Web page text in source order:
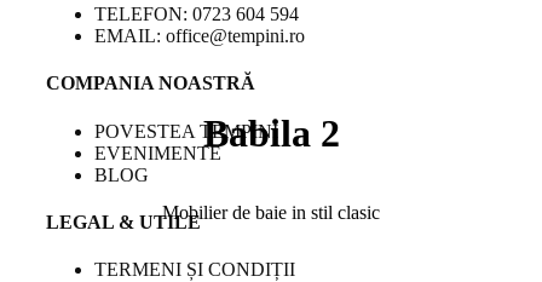
Babila 2
Mobilier de baie in stil clasic
TELEFON: 0723 604 594
EMAIL: office@tempini.ro
COMPANIA NOASTRĂ
POVESTEA TEMPINI
EVENIMENTE
BLOG
LEGAL & UTILE
TERMENI ȘI CONDIȚII